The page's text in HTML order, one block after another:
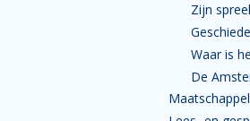
Zijn
Waar is
De